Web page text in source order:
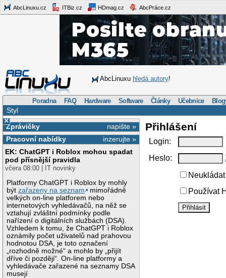
AbcLinuxu.cz ITBiz.cz HDmag.cz AbcPráce.cz
AbcLinuxu hledá autory!
Poradna FAQ Hardware Software Články Učebnice
Styl
×
napište »
Zprávičky
inzerujte »
Pracovní nabídky
EK: ChatGPT i Roblox mohou spadat
pod přísnější pravidla
včera 08:00 | IT novinky
Platformy ChatGPT i Roblox by mohly
býtzařazeny na seznam
mimořádně
velkých on-line platforem nebo
internetových vyhledávačů, na něž se
vztahují zvláštní podmínky podle
nařízení o digitálních službách (DSA).
Vzhledem k tomu, že ChatGPT i Roblox
oznámily počet uživatelů nad prahovou
hodnotou DSA, je toto označení
„rozhodně možné“ a mohlo by „přijít
dříve či později“. On-line platformy a
vyhledávače zařazené na seznamy DSA
musejí
Přihlášení
Login:
Heslo:
Používat